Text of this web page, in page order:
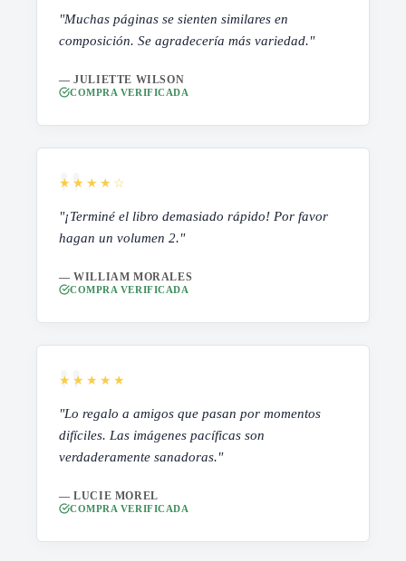
"Muchas páginas se sienten similares en
composición. Se agradecería más variedad."
— JULIETTE WILSON
COMPRA VERIFICADA
★★★★☆
"¡Terminé el libro demasiado rápido! Por favor
hagan un volumen 2."
— WILLIAM MORALES
COMPRA VERIFICADA
★★★★★
"Lo regalo a amigos que pasan por momentos
difíciles. Las imágenes pacíficas son
verdaderamente sanadoras."
— LUCIE MOREL
COMPRA VERIFICADA